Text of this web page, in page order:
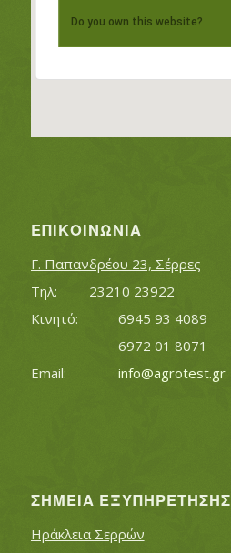
Do you own this website?
ΕΠΙΚΟΙΝΩΝΊΑ
Γ. Παπανδρέου 23, Σέρρες
Τηλ:		23210 23922
Κινητό:		6945 93 4089
			6972 01 8071
info@agrotest.gr
ΣΗΜΕΊΑ ΕΞΥΠΗΡΈΤΗΣΗΣ
Ηράκλεια Σερρών